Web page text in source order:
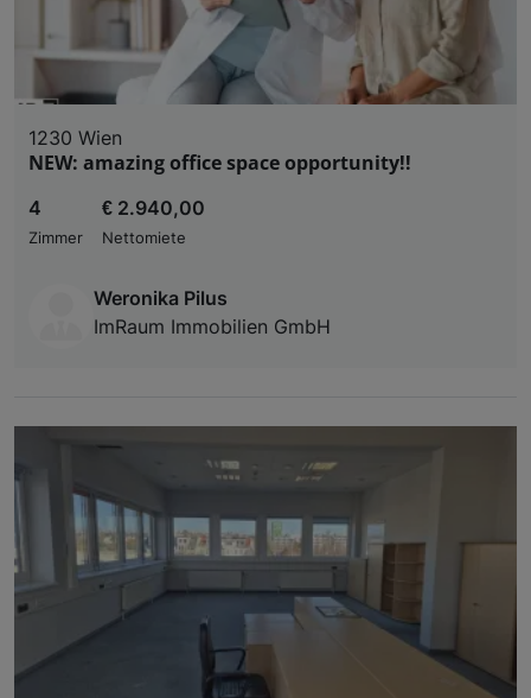
1230 Wien
NEW: amazing office space opportunity!!
4
Zimmer
€ 2.940,00
Nettomiete
Weronika Pilus
ImRaum Immobilien GmbH